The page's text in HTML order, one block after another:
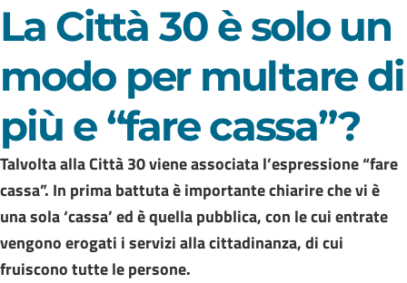
La Città 30 è solo un
modo per multare di
più e “fare cassa”?
Talvolta alla Città 30 viene associata l’espressione “fare
cassa”. In prima battuta è importante chiarire che vi è
una sola ‘cassa’ ed è quella pubblica, con le cui entrate
vengono erogati i servizi alla cittadinanza, di cui
fruiscono tutte le persone.